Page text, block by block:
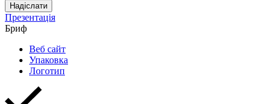
Надіслати
Презентація
Бриф
Веб сайт
Упаковка
Логотип